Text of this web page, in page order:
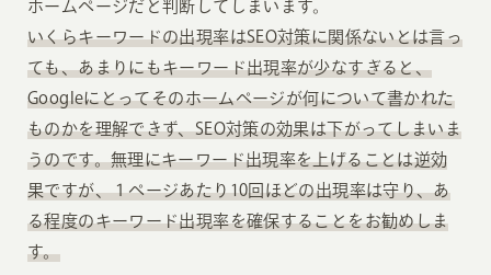
ホームページだと判断してしまいます。
いくらキーワードの出現率はSEO対策に関係ないとは言っ
ても、あまりにもキーワード出現率が少なすぎると、
Googleにとってそのホームページが何について書かれた
ものかを理解できず、SEO対策の効果は下がってしまいま
うのです。無理にキーワード出現率を上げることは逆効
果ですが、１ページあたり10回ほどの出現率は守り、あ
る程度のキーワード出現率を確保することをお勧めしま
す。